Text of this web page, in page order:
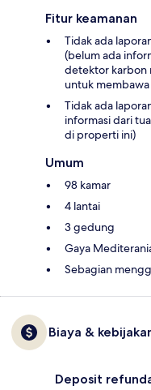
Fitur keamanan
Tidak ada
(belum ada
detektor karbon
untuk
Tidak ada
informasi dari
di properti ini)
Umum
98 kamar
4 lantai
3 gedung
Gaya
Sebagian
Biaya &
Deposit